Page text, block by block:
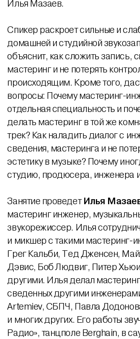
Илья Мазаев.
Спикер раскроет сильные и
домашней и студийной
объяснит, как сложить запись,
мастеринг и не потерять
происходящим. Кроме того,
вопросы: Почему мастеринг-
отдельная специальность и
делать мастеринг в той же
трек? Как наладить диалог с
сведения, мастеринга и не
эстетику в музыке? Почему
студию, продюсера, инженера
Занятие проведетИлья
мастеринг инженер,
звукорежиссер. Илья
и микшер с такими мастеринг-
Грег Кальби, Тед Дженсен,
Дэвис, Боб Людвиг, Питер
другими. Илья делал
сведенных другими
Artemiev, СБПЧ, Павла
и многих других. Его работы
Радио», танцполе Berghain, в